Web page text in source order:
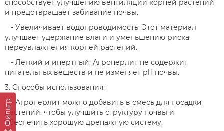
Фильтр
способствует улучшению вентиляции корней растений
и предотвращает забивание почвы.
- Увеличивает водопроводимость: Этот материал
улучшает удержание влаги и уменьшению риска
переувлажнения корней растений.
- Легкий и инертный: Агроперлит не содержит
питательных веществ и не изменяет pH почвы.
3. Способы использования:
- Агроперлит можно добавить в смесь для посадки
растений, чтобы улучшить структуру почвы и
обеспечить хорошую дренажную систему.